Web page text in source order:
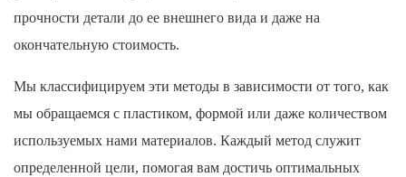
прочности детали до ее внешнего вида и даже на
окончательную стоимость.
Мы классифицируем эти методы в зависимости от того, как
мы обращаемся с пластиком, формой или даже количеством
используемых нами материалов. Каждый метод служит
определенной цели, помогая вам достичь оптимальных